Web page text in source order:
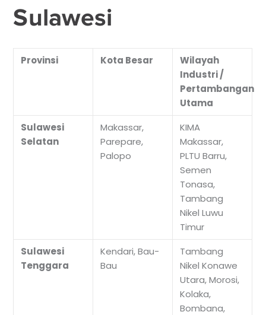
Sulawesi
Provinsi Kota Besar
Wilayah
Industri /
Pertambangan
Utama
Sulawesi
Selatan
Makassar,
Parepare,
Palopo
KIMA
Makassar,
PLTU Barru,
Semen
Tonasa,
Tambang
Nikel Luwu
Timur
Sulawesi
Tenggara
Kendari, Bau-
Bau
Tambang
Nikel Konawe
Utara, Morosi,
Kolaka,
Bombana,